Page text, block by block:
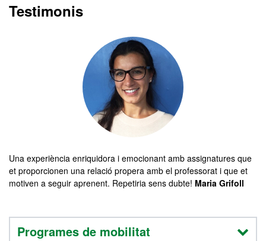
Testimonis
Una experiència enriquidora i emocionant amb assignatures que
et proporcionen una relació propera amb el professorat i que et
motiven a seguir aprenent. Repetiria sens dubte! Maria Grifoll
Programes de mobilitat